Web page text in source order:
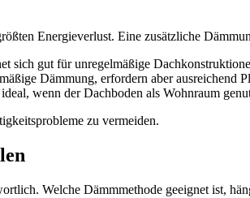
Energieverlust. Eine zusätzliche
sich gut für unregelmäßige
Dämmung, erfordern aber ausreichend
wenn der Dachboden als Wohnraum
zu vermeiden.
Welche Dämmmethode geeignet ist,